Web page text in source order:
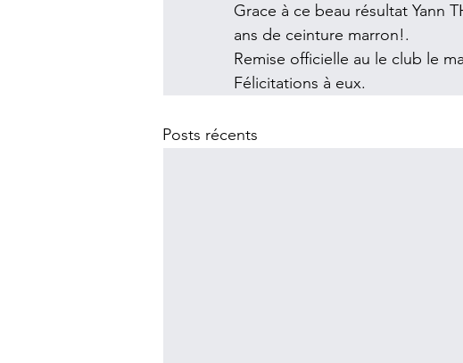
Grace à ce beau résultat Yann
ans de ceinture marron!.
Remise officielle au le club le
Félicitations à eux.
Posts récents